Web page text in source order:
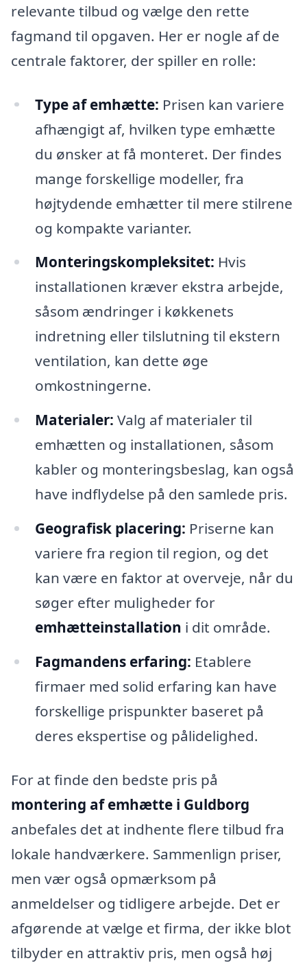
relevante tilbud og vælge den rette
fagmand til opgaven. Her er nogle af de
centrale faktorer, der spiller en rolle:
Type af emhætte: Prisen kan variere
afhængigt af, hvilken type emhætte
du ønsker at få monteret. Der findes
mange forskellige modeller, fra
højtydende emhætter til mere stilrene
og kompakte varianter.
Monteringskompleksitet: Hvis
installationen kræver ekstra arbejde,
såsom ændringer i køkkenets
indretning eller tilslutning til ekstern
ventilation, kan dette øge
omkostningerne.
Materialer: Valg af materialer til
emhætten og installationen, såsom
kabler og monteringsbeslag, kan også
have indflydelse på den samlede pris.
Geografisk placering: Priserne kan
variere fra region til region, og det
kan være en faktor at overveje, når du
søger efter muligheder for
emhætteinstallation i dit område.
Fagmandens erfaring: Etablere
firmaer med solid erfaring kan have
forskellige prispunkter baseret på
deres ekspertise og pålidelighed.
For at finde den bedste pris på
montering af emhætte i Guldborg
anbefales det at indhente flere tilbud fra
lokale handværkere. Sammenlign priser,
men vær også opmærksom på
anmeldelser og tidligere arbejde. Det er
afgørende at vælge et firma, der ikke blot
tilbyder en attraktiv pris, men også høj